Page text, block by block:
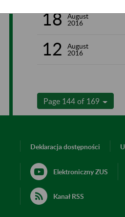
18 August
2016
12
August
2016
Page 144 of 169
Deklaracja dostępności
Elektroniczny ZUS
Kanał RSS